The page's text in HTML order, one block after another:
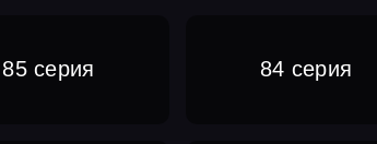
85 серия 84 серия